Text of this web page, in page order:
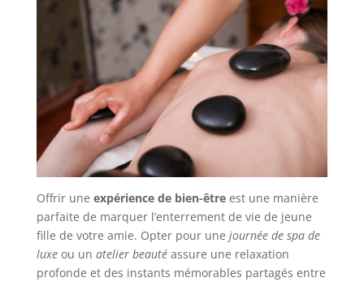
Offrir une expérience de bien-êtreest une manière
parfaite de marquer l’enterrement de vie de jeune
fille de votre amie. Opter pour une journée de spa de
luxeou un atelier beautéassure une relaxation
profonde et des instants mémorables partagés entre